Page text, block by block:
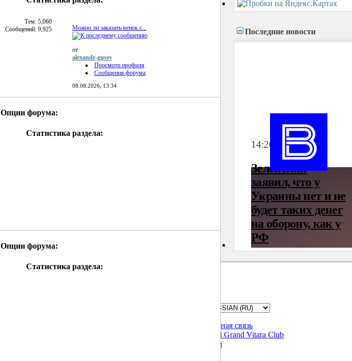
RSS
этого
раздела
Тем: 5,060
Сообщений: 9,925
Можно ли заказать венок с...
от
alexandr-gusev
Просмотр профиля
Сообщения форума
08.08.2026, 13:34
Опции форума:
RSS
Статистика раздела:
Опции форума:
RSS
Статистика раздела:
Последние новости
Обратная связь
Suzuki Grand Vitara Club
Архив